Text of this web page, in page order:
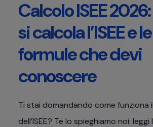
Calcolo ISEE
si calcola l’ISEE e le
formule che devi
conoscere
Ti stai domandando come funziona
dell’ISEE? Te lo spieghiamo noi: